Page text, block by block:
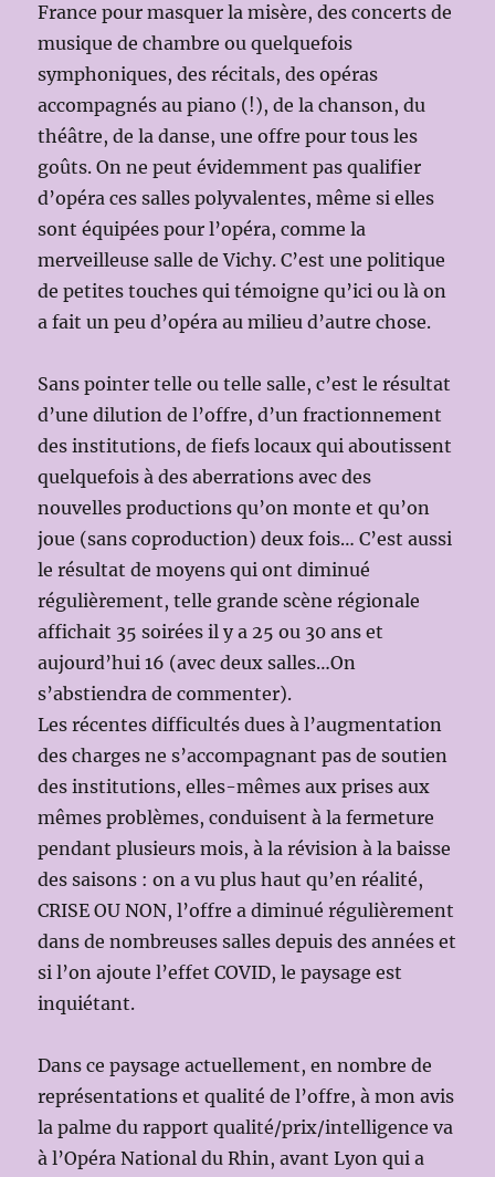
France pour masquer la misère, des concerts de
musique de chambre ou quelquefois
symphoniques, des récitals, des opéras
accompagnés au piano (!), de la chanson, du
théâtre, de la danse, une offre pour tous les
goûts. On ne peut évidemment pas qualifier
d’opéra ces salles polyvalentes, même si elles
sont équipées pour l’opéra, comme la
merveilleuse salle de Vichy. C’est une politique
de petites touches qui témoigne qu’ici ou là on
a fait un peu d’opéra au milieu d’autre chose.
Sans pointer telle ou telle salle, c’est le résultat
d’une dilution de l’offre, d’un fractionnement
des institutions, de fiefs locaux qui aboutissent
quelquefois à des aberrations avec des
nouvelles productions qu’on monte et qu’on
joue (sans coproduction) deux fois… C’est aussi
le résultat de moyens qui ont diminué
régulièrement, telle grande scène régionale
affichait 35 soirées il y a 25 ou 30 ans et
aujourd’hui 16 (avec deux salles…On
s’abstiendra de commenter).
Les récentes difficultés dues à l’augmentation
des charges ne s’accompagnant pas de soutien
des institutions, elles-mêmes aux prises aux
mêmes problèmes, conduisent à la fermeture
pendant plusieurs mois, à la révision à la baisse
des saisons : on a vu plus haut qu’en réalité,
CRISE OU NON, l’offre a diminué régulièrement
dans de nombreuses salles depuis des années et
si l’on ajoute l’effet COVID, le paysage est
inquiétant.
Dans ce paysage actuellement, en nombre de
représentations et qualité de l’offre, à mon avis
la palme du rapport qualité/prix/intelligence va
à l’Opéra National du Rhin, avant Lyon qui a